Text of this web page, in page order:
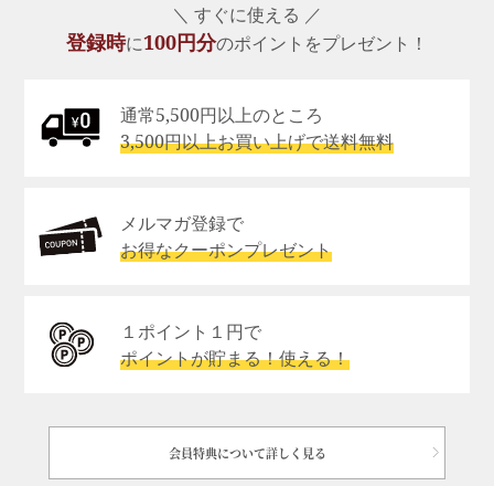
＼ すぐに使える ／
登録時に100円分のポイントをプレゼント！
通常5,500円以上のところ
3,500円以上お買い上げで送料無料
メルマガ登録で
お得なクーポンプレゼント
１ポイント１円で
ポイントが貯まる！使える！
会員特典について詳しく見る